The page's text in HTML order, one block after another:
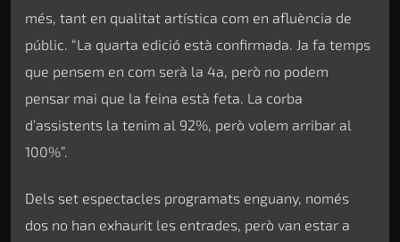
més, tant en qualitat artística com en afluència de
públic. “La quarta edició està confirmada. Ja fa temps
que pensem en com serà la 4a, però no podem
pensar mai que la feina està feta. La corba
d’assistents la tenim al 92%, però volem arribar al
100%”.
Dels set espectacles programats enguany, només
dos no han exhaurit les entrades, però van estar a